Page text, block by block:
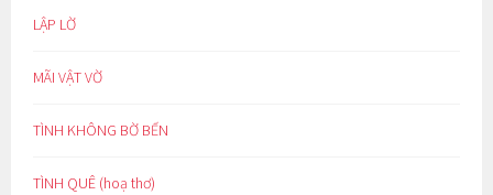
LẬP LỜ
MÃI VẬT VỜ
TÌNH KHÔNG BỜ BẾN
TÌNH QUÊ (hoạ thơ)